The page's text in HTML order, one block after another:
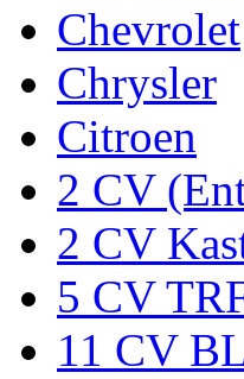
Chevrolet
Chrysler
Citroen
2 CV
2 CV
5 CV
11 CV